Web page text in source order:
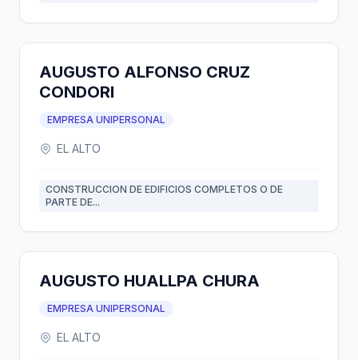
AUGUSTO ALFONSO CRUZ
CONDORI
EMPRESA UNIPERSONAL
EL ALTO
CONSTRUCCION DE EDIFICIOS COMPLETOS O DE
PARTE DE...
AUGUSTO HUALLPA CHURA
EMPRESA UNIPERSONAL
EL ALTO